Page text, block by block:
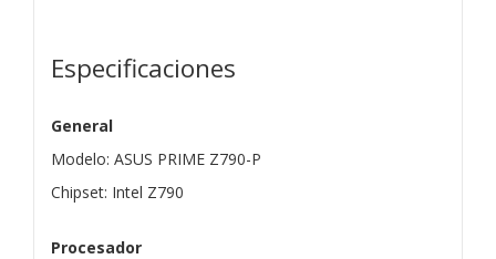
Especificaciones
General
Modelo: ASUS PRIME Z790-P
Chipset: Intel Z790
Procesador